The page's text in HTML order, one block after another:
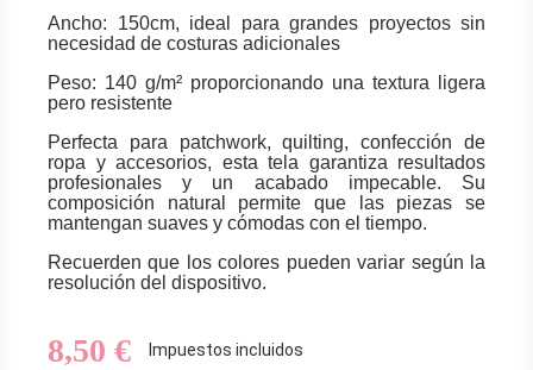
Ancho: 150cm, ideal para grandes proyectos sin
necesidad de costuras adicionales
Peso: 140 g/m² proporcionando una textura ligera
pero resistente
Perfecta para patchwork, quilting, confección de
ropa y accesorios, esta tela garantiza resultados
profesionales y un acabado impecable. Su
composición natural permite que las piezas se
mantengan suaves y cómodas con el tiempo.
Recuerden que los colores pueden variar según la
resolución del dispositivo.
8,50 €
Impuestos incluidos